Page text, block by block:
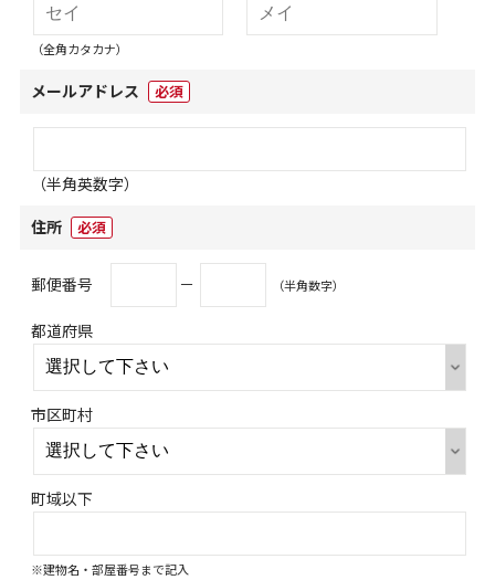
（全角カタカナ）
メールアドレス 必須
（半角英数字）
住所
必須
郵便番号 － （半角数字）
都道府県
市区町村
町域以下
※建物名・部屋番号まで記入